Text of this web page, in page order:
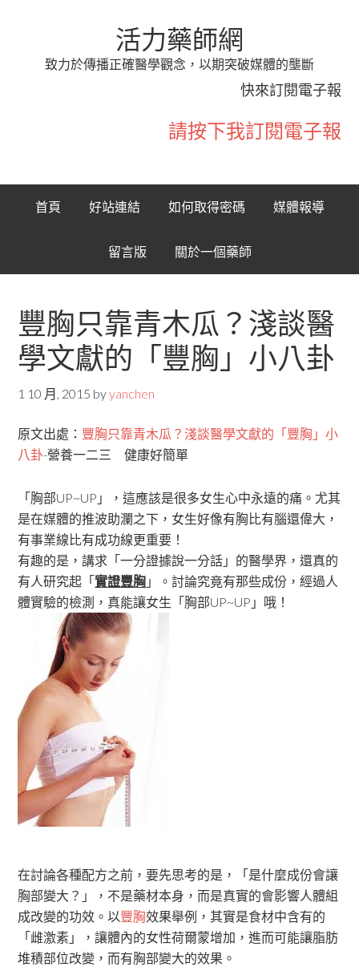
活力藥師網
致力於傳播正確醫學觀念，以期突破媒體的壟斷
快來訂閱電子報
請按下我訂閱電子報
首頁 好站連結 如何取得密碼 媒體報導
留言版 關於一個藥師
豐胸只靠青木瓜？淺談醫
學文獻的「豐胸」小八卦
1 10 月, 2015 byyanchen
原文出處： 豐胸只靠青木瓜？淺談醫學文獻的「豐胸」小
八卦-營養一二三 健康好簡單
「胸部UP~UP」，這應該是很多女生心中永遠的痛。尤其
是在媒體的推波助瀾之下，女生好像有胸比有腦還偉大，
有事業線比有成功線更重要！
有趣的是，講求「一分證據說一分話」的醫學界，還真的
有人研究起「實證豐胸 」。討論究竟有那些成份，經過人
體實驗的檢測，真能讓女生「胸部UP~UP」哦！
在討論各種配方之前，要先思考的是，「是什麼成份會讓
胸部變大？」，不是藥材本身，而是真實的會影響人體組
成改變的功效。以豐胸效果舉例，其實是食材中含有的
「雌激素」，讓體內的女性荷爾蒙增加，進而可能讓脂肪
堆積部位改變，而有胸部變大的效果。